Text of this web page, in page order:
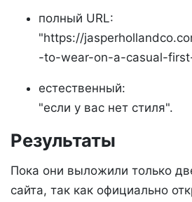
полный URL:
"https://
-to-wear-on-a-casual-
естественный:
"если у вас нет стиля".
Результаты
Пока они выложили только
сайта, так как официально